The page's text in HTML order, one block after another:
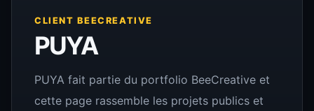
CLIENT BEECREATIVE
PUYA
PUYA fait partie du portfolio BeeCreative et
cette page rassemble les projets publics et